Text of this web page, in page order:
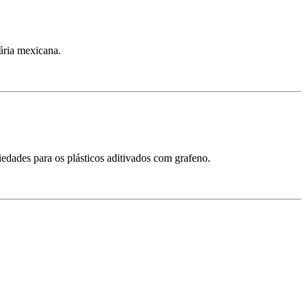
mexicana.
para os plásticos aditivados com grafeno.